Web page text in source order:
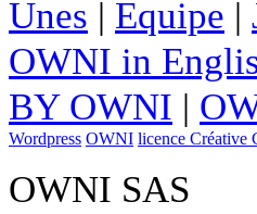
Unes | Equipe |
OWNI in
BY OWNI |
Wordpress OWNI licence Créative
OWNI SAS